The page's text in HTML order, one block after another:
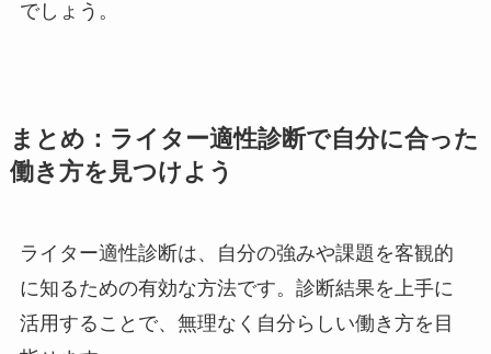
でしょう。
まとめ：ライター適性診断で自分に合った
働き方を見つけよう
ライター適性診断は、自分の強みや課題を客観的
に知るための有効な方法です。診断結果を上手に
活用することで、無理なく自分らしい働き方を目